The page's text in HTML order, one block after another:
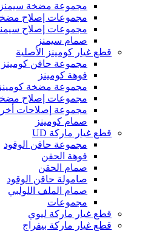
مجموعة مضخة سيمنز
مجموعات إصلاح
مجموعات إصلاح
صمام سيمنز
قطع غيار كومينز الأصلية
مجموعة حاقن كومينز
فوهة كومينز
مجموعة مضخة كومينز
مجموعات إصلاح
مجموعة إصلاحات
صمام كومينز
قطع غيار ماركة UD
مجموعة حاقن الوقود
فوهة الحقن
صمام الحقن
صامولة حاقن الوقود
صمام الملف اللولبي
مجموعات
قطع غيار ماركة ليوي
قطع غيار ماركة بيفراج